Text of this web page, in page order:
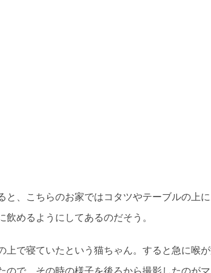
と、こちらのお家ではコタツやテーブルの上
めるようにしてあるのだそう。
上で寝ていたという猫ちゃん。すると急に喉
ので、その時の様子を後ろから撮影したのがマ